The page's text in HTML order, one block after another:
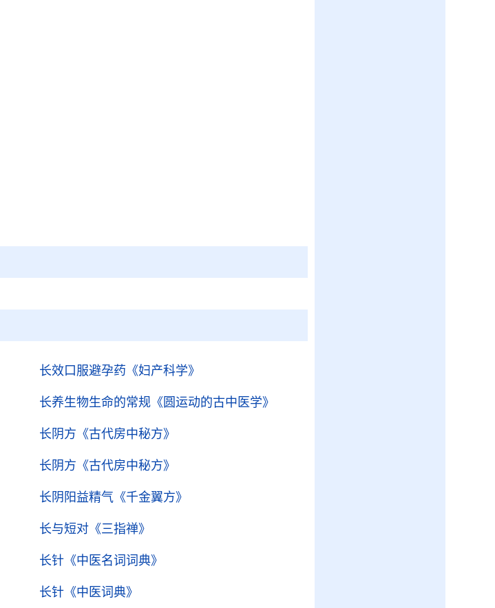
长效口服避孕药 《妇产科学》
长养生物生命的常规 《圆运动的古中医学》
长阴方 《古代房中秘方》
长阴方 《古代房中秘方》
长阴阳益精气 《千金翼方》
长与短对 《三指禅》
长针 《中医名词词典》
长针 《中医词典》